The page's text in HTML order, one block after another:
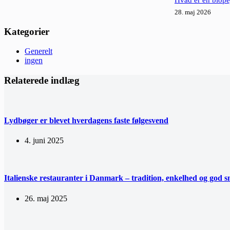
28. maj 2026
Kategorier
Generelt
ingen
Relaterede indlæg
Lydbøger er blevet hverdagens faste følgesvend
4. juni 2025
Italienske restauranter i Danmark – tradition, enkelhed og god
26. maj 2025